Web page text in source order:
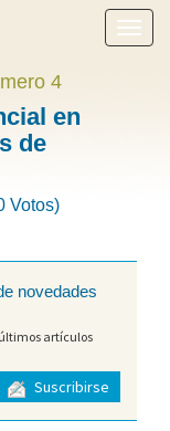
menú
4
en
de
Votos)
novedades
artículos
Suscribirse